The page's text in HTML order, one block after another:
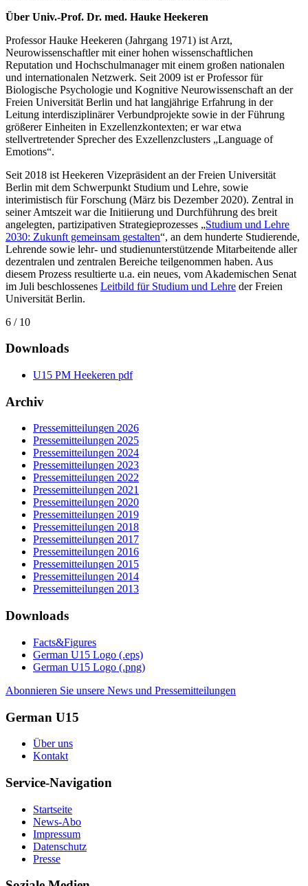
Über Univ.-Prof. Dr. med. Hauke Heekeren
Professor Hauke Heekeren (Jahrgang 1971) ist Arzt,
Neurowissenschaftler mit einer hohen wissenschaftlichen
Reputation und Hochschulmanager mit einem großen nationalen
und internationalen Netzwerk. Seit 2009 ist er Professor für
Biologische Psychologie und Kognitive Neurowissenschaft an der
Freien Universität Berlin und hat langjährige Erfahrung in der
Leitung interdisziplinärer Verbundprojekte sowie in der Führung
größerer Einheiten in Exzellenzkontexten; er war etwa
stellvertretender Sprecher des Exzellenzclusters „Language of
Emotions“.
Seit 2018 ist Heekeren Vizepräsident an der Freien Universität
Berlin mit dem Schwerpunkt Studium und Lehre, sowie
interimistisch für Forschung (März bis Dezember 2020). Zentral in
seiner Amtszeit war die Initiierung und Durchführung des breit
angelegten, partizipativen Strategieprozesses „Studium und Lehre
2030: Zukunft gemeinsam gestalten“, an dem hunderte Studierende,
Lehrende sowie lehr- und studienunterstützende Mitarbeitende aller
dezentralen und zentralen Bereiche teilgenommen haben. Aus
diesem Prozess resultierte u.a. ein neues, vom Akademischen Senat
im Juli beschlossenes Leitbild für Studium und Lehre der Freien
Universität Berlin.
6 / 10
Downloads
U15 PM Heekeren pdf
Archiv
Pressemitteilungen 2026
Pressemitteilungen 2025
Pressemitteilungen 2024
Pressemitteilungen 2023
Pressemitteilungen 2022
Pressemitteilungen 2021
Pressemitteilungen 2020
Pressemitteilungen 2019
Pressemitteilungen 2018
Pressemitteilungen 2017
Pressemitteilungen 2016
Pressemitteilungen 2015
Pressemitteilungen 2014
Pressemitteilungen 2013
Downloads
Facts&Figures
German U15 Logo (.eps)
German U15 Logo (.png)
Abonnieren Sie unsere News und Pressemitteilungen
German U15
Über uns
Kontakt
Service-Navigation
Startseite
News-Abo
Impressum
Datenschutz
Presse